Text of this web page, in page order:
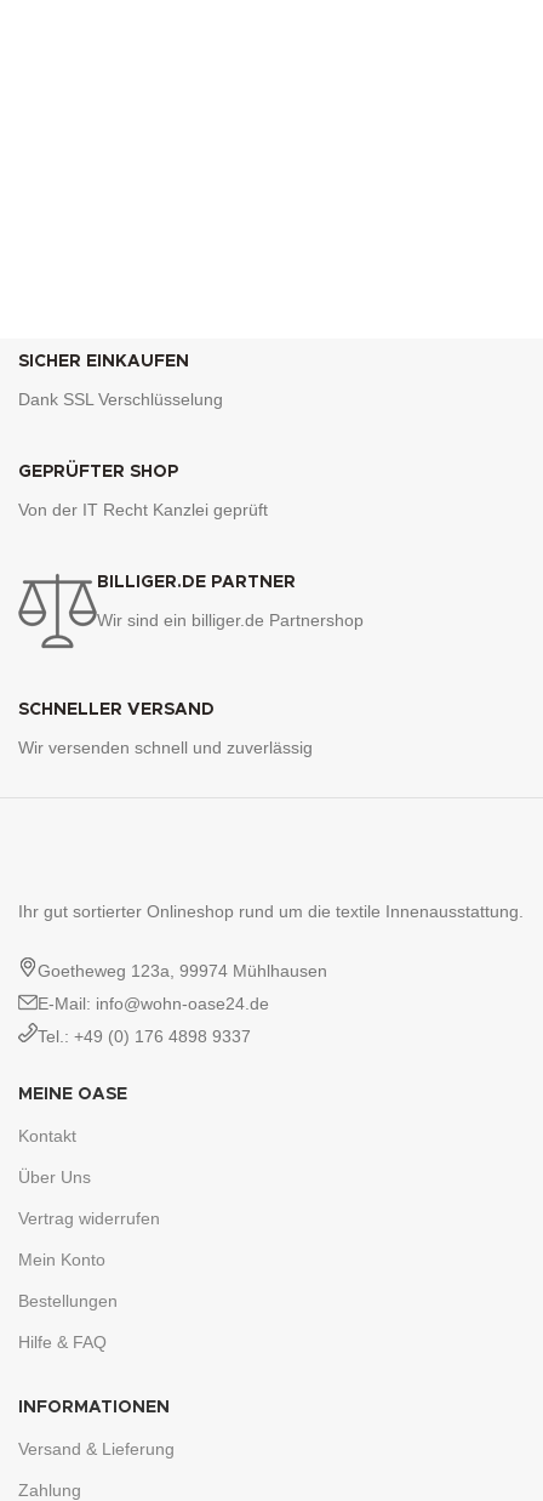
SICHER EINKAUFEN
Dank SSL Verschlüsselung
GEPRÜFTER SHOP
Von der IT Recht Kanzlei geprüft
BILLIGER.DE PARTNER
Wir sind ein billiger.de Partnershop
SCHNELLER VERSAND
Wir versenden schnell und zuverlässig
Ihr gut sortierter Onlineshop rund um die textile Innenausstattung.
Goetheweg 123a, 99974 Mühlhausen
E-Mail: info@wohn-oase24.de
Tel.: +49 (0) 176 4898 9337
MEINE OASE
Kontakt
Über Uns
Vertrag widerrufen
Mein Konto
Bestellungen
Hilfe & FAQ
INFORMATIONEN
Versand & Lieferung
Zahlung